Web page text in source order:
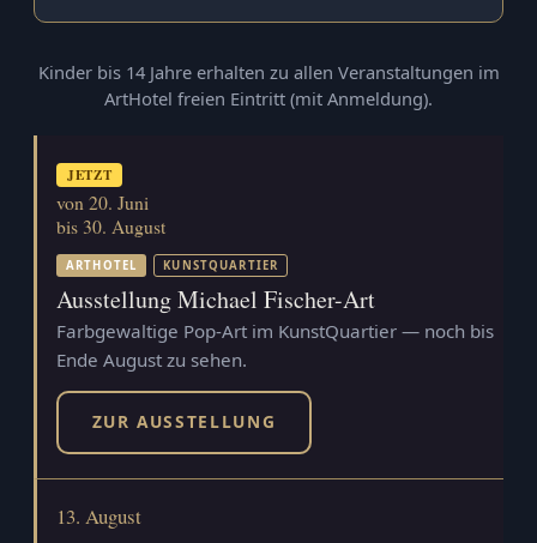
Kinder bis 14 Jahre erhalten zu allen Veranstaltungen im
ArtHotel freien Eintritt (mit Anmeldung).
JETZT
von 20. Juni
bis 30. August
ARTHOTEL KUNSTQUARTIER
Ausstellung Michael Fischer-Art
Farbgewaltige Pop-Art im KunstQuartier — noch bis
Ende August zu sehen.
ZUR AUSSTELLUNG
13. August